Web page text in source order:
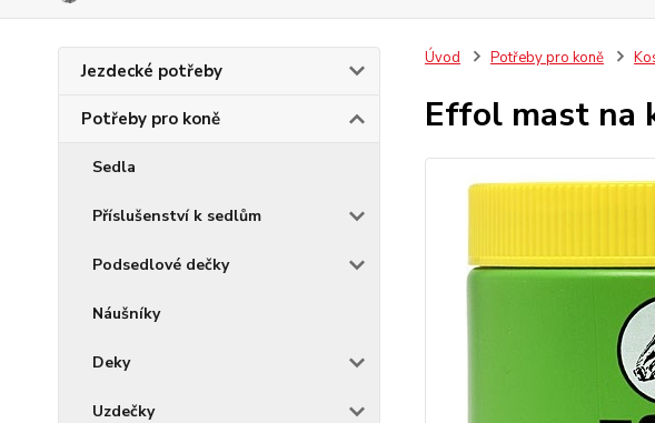
Jezdecké potřeby
Potřeby pro koně
Sedla
Příslušenství k sedlům
Podsedlové dečky
Náušníky
Deky
Uzdečky
Úvod Potřeby pro koně
Effol mast na